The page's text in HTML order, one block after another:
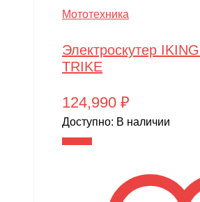
Мототехника
Электроскутер
TRIKE
124,990 ₽
Доступно: В наличии